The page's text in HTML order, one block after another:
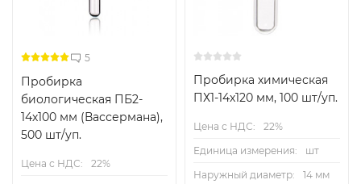
5
Пробирка
биологическая ПБ2-
14х100 мм (Вассермана),
500 шт/уп.
Цена с НДС:
22%
Пробирка химическая
ПХ1-14х120 мм, 100 шт/уп.
Цена с НДС:
22%
Единица измерения:
шт
Наружный диаметр:
14 мм